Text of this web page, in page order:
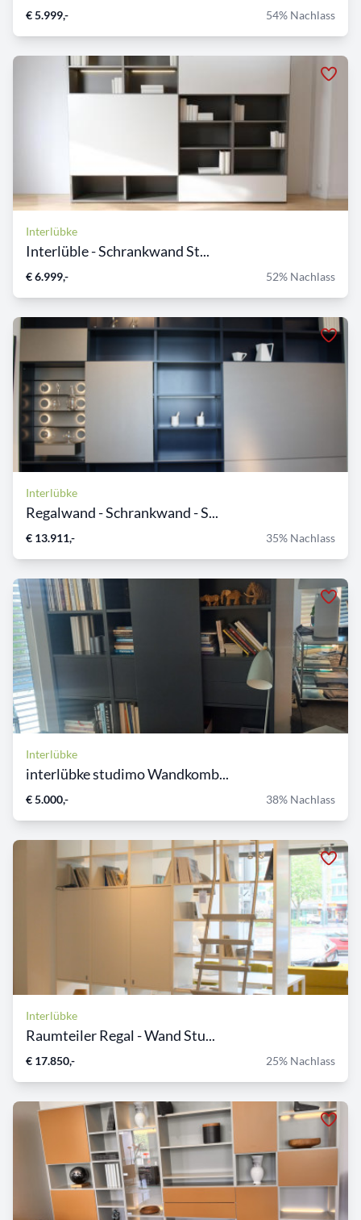
€ 5.999,- 54% Nachlass
Interlübke
Interlüble - Schrankwand St...
€ 6.999,- 52% Nachlass
Interlübke
Regalwand - Schrankwand - S...
€ 13.911,- 35% Nachlass
Interlübke
interlübke studimo Wandkomb...
€ 5.000,- 38% Nachlass
Interlübke
Raumteiler Regal - Wand Stu...
€ 17.850,- 25% Nachlass